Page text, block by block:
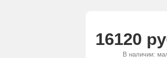
16120
В наличии: